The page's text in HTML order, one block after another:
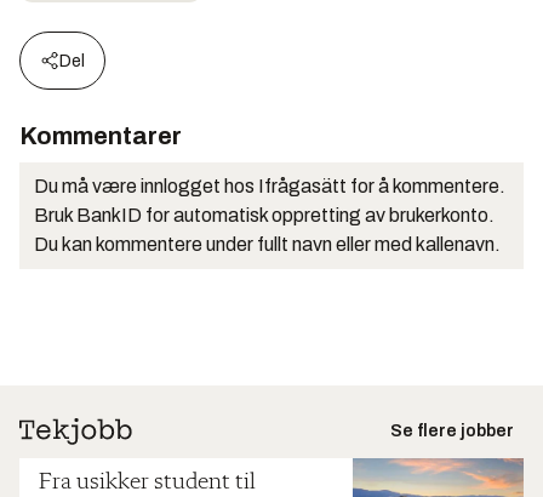
Del
Kommentarer
Du må være innlogget hos Ifrågasätt for å kommentere.
Bruk BankID for automatisk oppretting av brukerkonto.
Du kan kommentere under fullt navn eller med kallenavn.
Se flere jobber
Fra usikker student til